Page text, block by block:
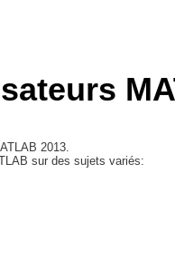
2013.
sur des sujets variés: